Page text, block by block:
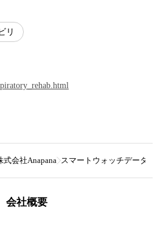
リ
式会社Anapana スマートウォッチデータか
会社概要